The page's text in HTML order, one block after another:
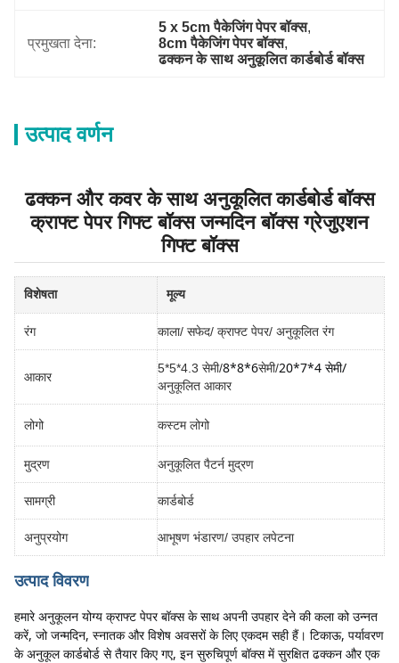
प्रमुखता देना:
5 x 5cm पैकेजिंग पेपर बॉक्स,
8cm पैकेजिंग पेपर बॉक्स,
ढक्कन के साथ अनुकूलित कार्डबोर्ड बॉक्स
उत्पाद वर्णन
ढक्कन और कवर के साथ अनुकूलित कार्डबोर्ड बॉक्स
क्राफ्ट पेपर गिफ्ट बॉक्स जन्मदिन बॉक्स ग्रेजुएशन
गिफ्ट बॉक्स
विशेषता मूल्य
रंग काला/ सफेद/ क्राफ्ट पेपर/ अनुकूलित रंग
आकार
5*5*4.3 सेमी/8*8*6सेमी/20*7*4 सेमी/
अनुकूलित आकार
लोगो कस्टम लोगो
मुद्रण अनुकूलित पैटर्न मुद्रण
सामग्री कार्डबोर्ड
अनुप्रयोग आभूषण भंडारण/ उपहार लपेटना
उत्पाद विवरण
हमारे अनुकूलन योग्य क्राफ्ट पेपर बॉक्स के साथ अपनी उपहार देने की कला को उन्नत
करें, जो जन्मदिन, स्नातक और विशेष अवसरों के लिए एकदम सही हैं। टिकाऊ, पर्यावरण
के अनुकूल कार्डबोर्ड से तैयार किए गए, इन सुरुचिपूर्ण बॉक्स में सुरक्षित ढक्कन और एक